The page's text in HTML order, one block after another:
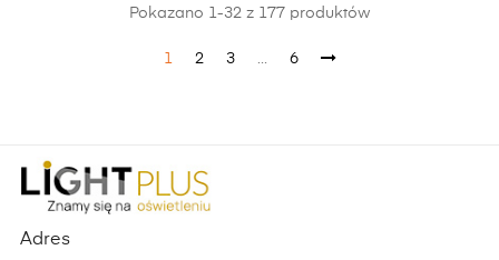
Pokazano 1-32 z 177 produktów
1 2 3 … 6
Adres